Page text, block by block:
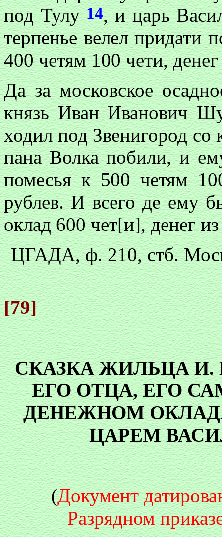
под Тулу14, и царь
терпенье велел придати
400 четям 100 чети,
Да за московское
князь Иван Иванович
ходил под Звенигород
пана Волка побили, и
помесья к 500 четям
рублев. И всего де ему
оклад 600 чет[и], денег
ЦГАДА, ф. 210, стб.
[79]
СКАЗКА ЖИЛЬЦА И.
ЕГО ОТЦА, ЕГО
ДЕНЕЖНОМ
ЦАРЕМ
(Документ
Разрядном